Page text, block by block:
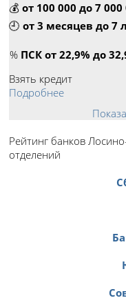
💰от 100 000 до 7
🕘от 3 месяцев до 7
% ПСК от 22,9% до
Взять кредит
Подробнее
Рейтинг банков
отделений